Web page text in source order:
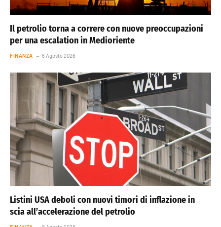
Il petrolio torna a correre con nuove preoccupazioni
per una escalation in Medioriente
FINANZA 6 Agosto 2026
Listini USA deboli con nuovi timori di inflazione in
scia all’accelerazione del petrolio